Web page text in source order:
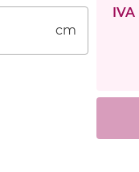
cm
IVA